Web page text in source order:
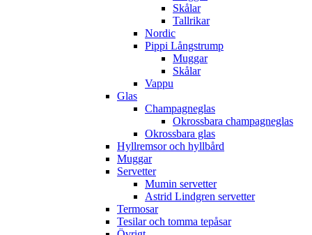
Skålar
Tallrikar
Nordic
Pippi Långstrump
Muggar
Skålar
Vappu
Glas
Champagneglas
Okrossbara champagneglas
Okrossbara glas
Hyllremsor och hyllbård
Muggar
Servetter
Mumin servetter
Astrid Lindgren servetter
Termosar
Tesilar och tomma tepåsar